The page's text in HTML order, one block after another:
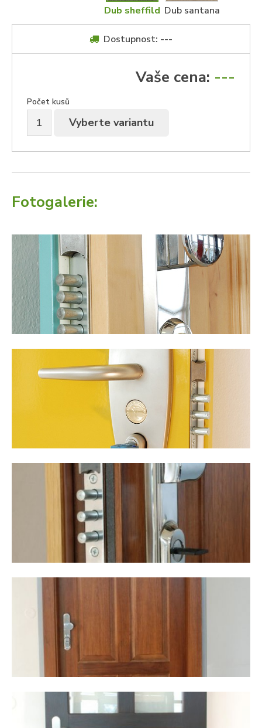
Dub sheffild Dub santana
Dostupnost: ---
Vaše cena: ---
Počet kusů
Vyberte variantu
Fotogalerie: